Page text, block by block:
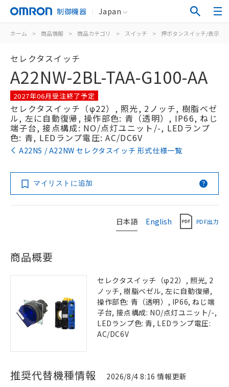
制御機器 Japan
ホーム > 商品情報 > 商品カテゴリ > スイッチ > 押ボタンスイッチ/表示灯
セレクタスイッチ
A22NW-2BL-TAA-G100-AA
2027年06月受注終了予定
セレクタスイッチ（φ22）, 照光, 2ノッチ, 樹脂ベゼ
ル, 左に自動復帰, 操作部色: 青（透明）, IP66, ねじ
端子台, 接点構成: NO/点灯ユニット/-, LEDランプ
色: 青, LEDランプ電圧: AC/DC6V
A22NS / A22NW セレクタスイッチ 形式仕様一覧
マイリストに追加
日本語 English PDF出力
商品概要
セレクタスイッチ（φ22）, 照光, 2
ノッチ, 樹脂ベゼル, 左に自動復帰,
操作部色: 青（透明）, IP66, ねじ端
子台, 接点構成: NO/点灯ユニット/-,
LEDランプ色: 青, LEDランプ電圧:
AC/DC6V
推奨代替機種情報 2026/8/4 8:16 情報更新